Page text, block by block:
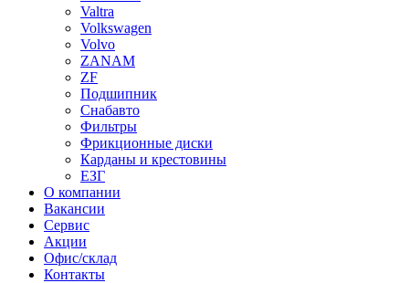
Valtra
Volkswagen
Volvo
ZANAM
ZF
Подшипник
Снабавто
Фильтры
Фрикционные диски
Карданы и крестовины
ЕЗГ
О компании
Вакансии
Сервис
Акции
Офис/склад
Контакты